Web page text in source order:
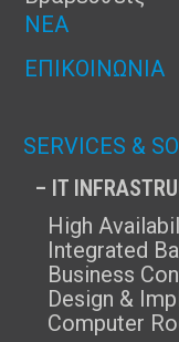
ΝΈΑ
ΕΠΙΚΟΙΝΩΝΊΑ
SERVICES &
– IT
High
Integrated
Business
Design &
Computer